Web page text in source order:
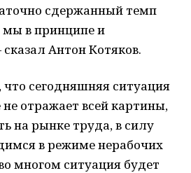
сдержанный темп
мы в принципе и
Антон Котяков.
сегодняшняя ситуация
отражает всей картины,
на рынке труда, в силу
в режиме нерабочих
многом ситуация будет